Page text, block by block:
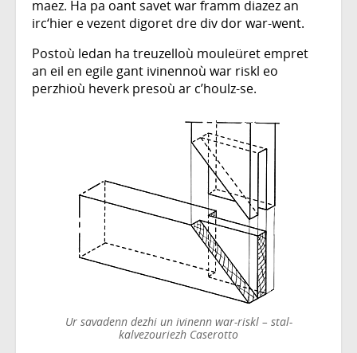
maez. Ha pa oant savet war framm diazez an
irc‘hier e vezent digoret dre div dor war-went.
Postoù ledan ha treuzelloù mouleüret empret
an eil en egile gant ivinennoù war riskl eo
perzhioù heverk presoù ar c’houlz-se.
Ur savadenn dezhi un ivinenn war-riskl – stal-
kalvezouriezh Caserotto